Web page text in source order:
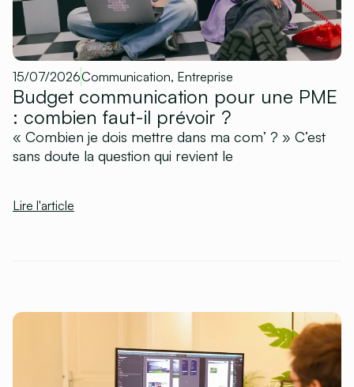
15/07/2026Communication, Entreprise
Budget communication pour une PME
: combien faut-il prévoir ?
« Combien je dois mettre dans ma com’ ? » C’est
sans doute la question qui revient le
Lire l'article